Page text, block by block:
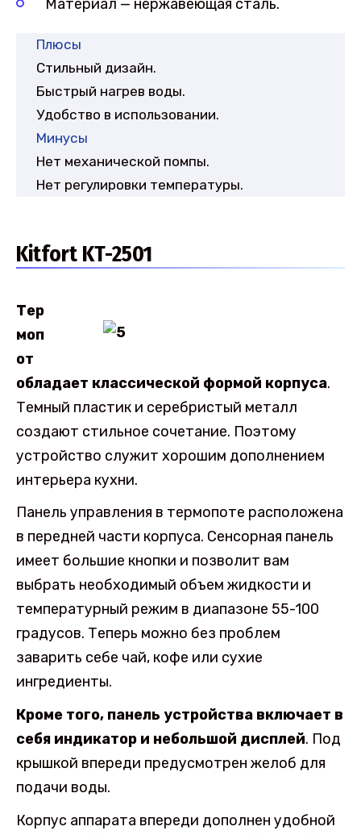
Материал — нержавеющая сталь.
Плюсы
Стильный дизайн.
Быстрый нагрев воды.
Удобство в использовании.
Минусы
Нет механической помпы.
Нет регулировки температуры.
Kitfort KT-2501
Тер
моп
от
обладает классической формой корпуса.
Темный пластик и серебристый металл
создают стильное сочетание. Поэтому
устройство служит хорошим дополнением
интерьера кухни.
Панель управления в термопоте расположена
в передней части корпуса. Сенсорная панель
имеет большие кнопки и позволит вам
выбрать необходимый объем жидкости и
температурный режим в диапазоне 55-100
градусов. Теперь можно без проблем
заварить себе чай, кофе или сухие
ингредиенты.
Кроме того, панель устройства включает в
себя индикатор и небольшой дисплей. Под
крышкой впереди предусмотрен желоб для
подачи воды.
Корпус аппарата впереди дополнен удобной